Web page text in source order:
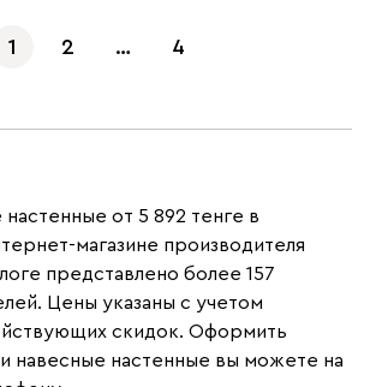
1 2 … 4
от 5 892 тенге в
магазине производителя
представлено более 157
Цены указаны с учетом
скидок. Оформить
навесные настенные вы можете на